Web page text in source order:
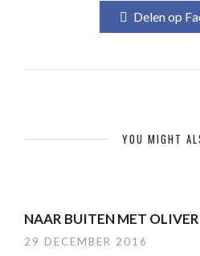
Delen op
YOU MIGHT
NAAR BUITEN MET
29 DECEMBER 2016